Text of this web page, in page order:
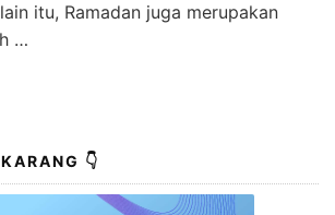
itu, Ramadan juga merupakan
…
👇